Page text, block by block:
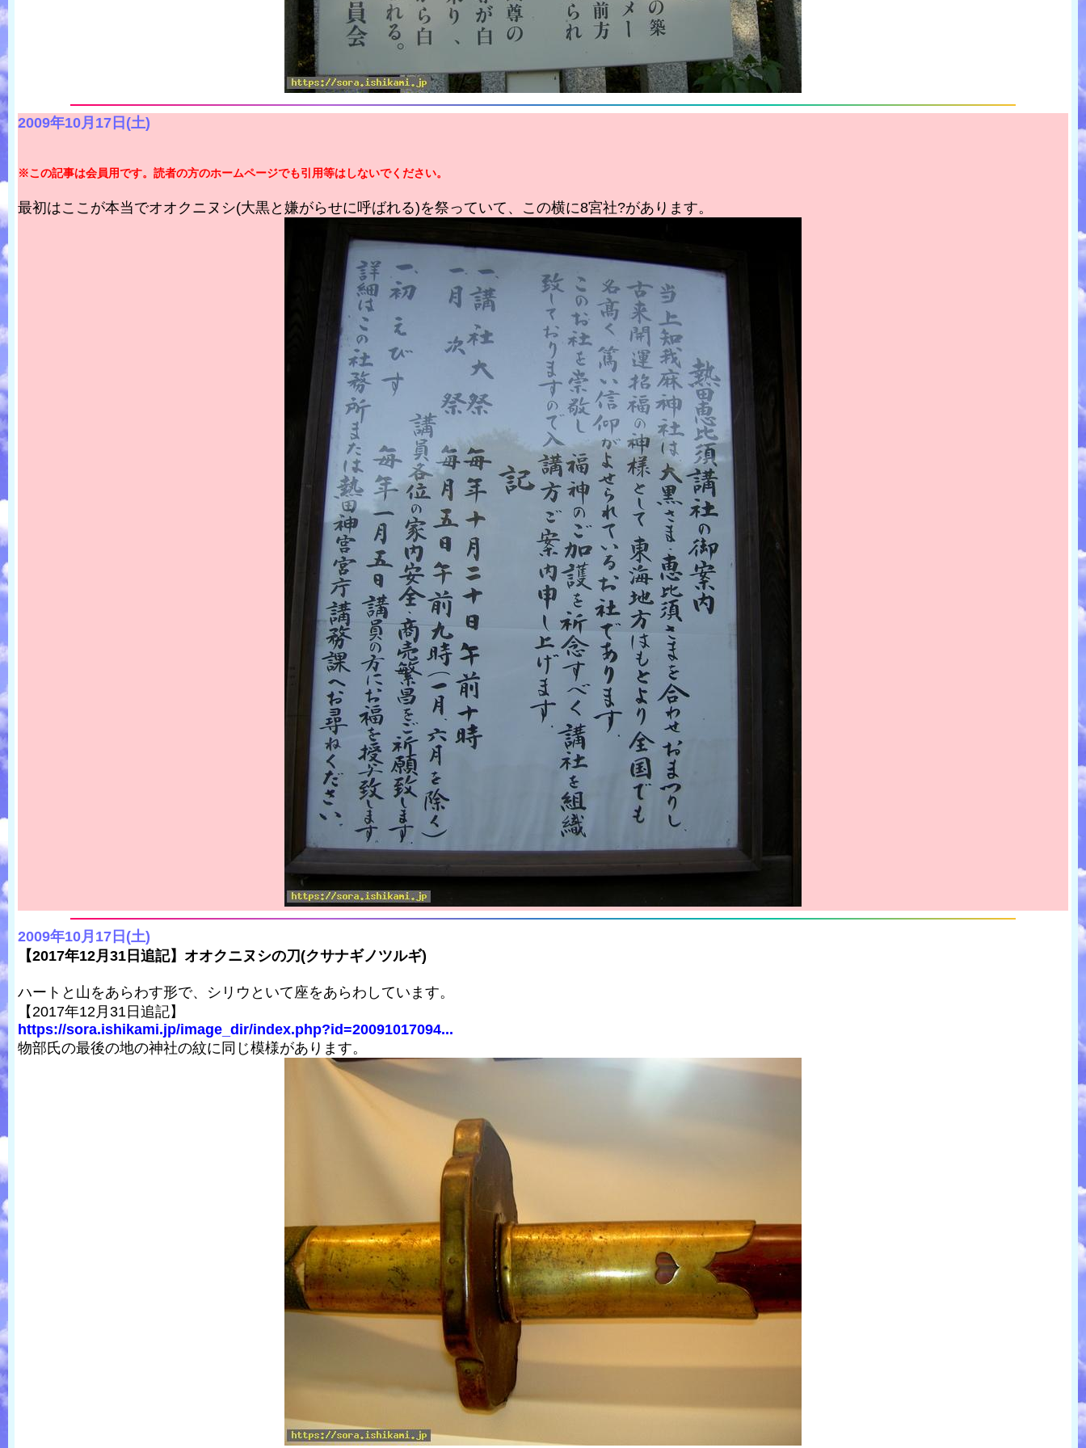
2009年10月17日(土)
※この記事は会員用です。読者の方のホームページでも引用等はしないでください。
最初はここが本当でオオクニヌシ(大黒と嫌がらせに呼ばれる)を祭っていて、この横に8宮社?があります。
2009年10月17日(土)
【2017年12月31日追記】オオクニヌシの刀(クサナギノツルギ)
ハートと山をあらわす形で、シリウといて座をあらわしています。
【2017年12月31日追記】
https://sora.ishikami.jp/image_dir/index.php?id=20091017094...
物部氏の最後の地の神社の紋に同じ模様があります。